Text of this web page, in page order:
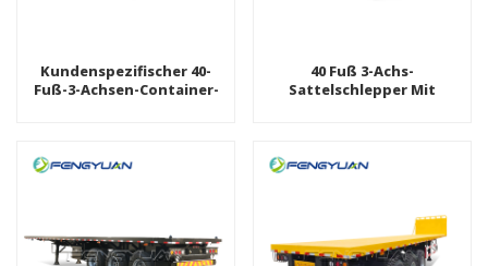
Kundenspezifischer 40-
Fuß-3-Achsen-Container-
40 Fuß 3-Achs-
Sattelschlepper Mit